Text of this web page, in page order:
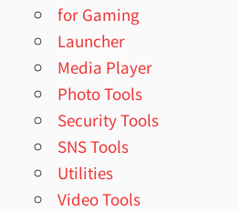
for Gaming
Launcher
Media Player
Photo Tools
Security Tools
SNS Tools
Utilities
Video Tools